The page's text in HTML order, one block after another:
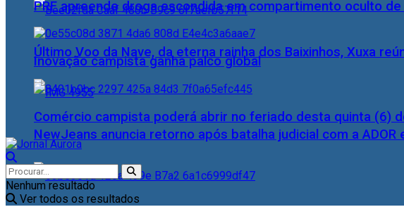
Último Voo da Nave, da eterna rainha dos Baixinhos, Xuxa
NewJeans anuncia retorno após batalha judicial com a
PRF apreende droga escondida em compartimento oculto
Inovação campista ganha palco global
Comércio campista poderá abrir no feriado desta quinta (6)
Nenhum resultado
Ver todos os resultados